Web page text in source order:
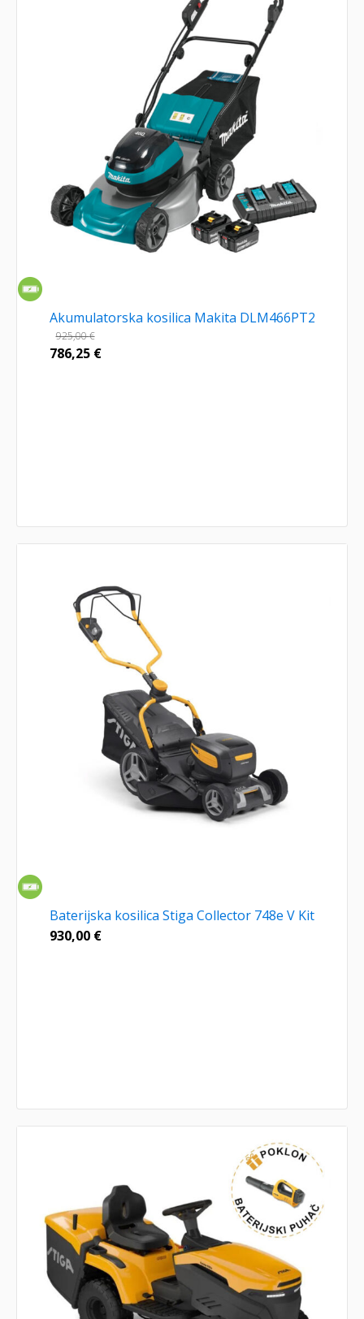
Akumulatorska kosilica Makita DLM466PT2
925,00€
786,25 €
Baterijska kosilica Stiga Collector 748e V Kit
930,00 €